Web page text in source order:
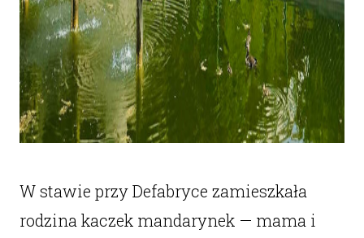
W stawie przy Defabryce zamieszkała
rodzina kaczek mandarynek — mama i